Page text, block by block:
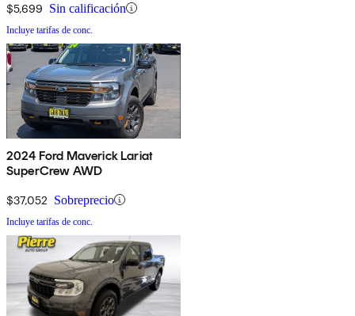
$5,699 Sin calificación
Incluye tarifas de conc.
2024 Ford Maverick Lariat
SuperCrew AWD
$37,052 Sobreprecio
Incluye tarifas de conc.